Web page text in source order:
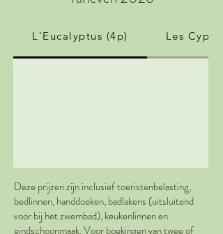
L'Eucalyptus (4p) Les
Deze prijzen zijn inclusief toeristenbelasting,
bedlinnen, handdoeken, badlakens (uitsluitend
voor bij het zwembad), keukenlinnen en
eindschoonmaak. Voor boekingen van twee of